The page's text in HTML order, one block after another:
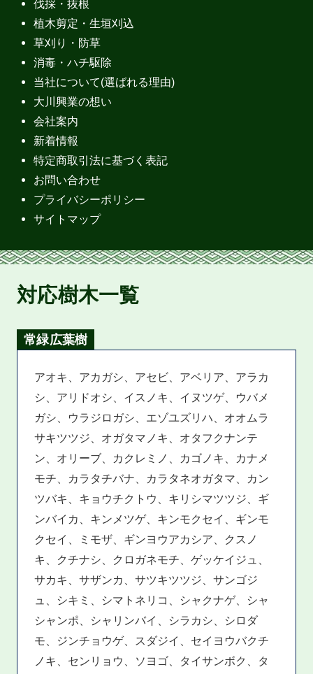
伐採・抜根
植木剪定・生垣刈込
草刈り・防草
消毒・ハチ駆除
当社について(選ばれる理由)
大川興業の想い
会社案内
新着情報
特定商取引法に基づく表記
お問い合わせ
プライバシーポリシー
サイトマップ
対応樹木一覧
常緑広葉樹
アオキ、アカガシ、アセビ、アベリア、アラカ
シ、アリドオシ、イスノキ、イヌツゲ、ウバメ
ガシ、ウラジロガシ、エゾユズリハ、オオムラ
サキツツジ、オガタマノキ、オタフクナンテ
ン、オリーブ、カクレミノ、カゴノキ、カナメ
モチ、カラタチバナ、カラタネオガタマ、カン
ツバキ、キョウチクトウ、キリシマツツジ、ギ
ンバイカ、キンメツゲ、キンモクセイ、ギンモ
クセイ、ミモザ、ギンヨウアカシア、クスノ
キ、クチナシ、クロガネモチ、ゲッケイジュ、
サカキ、サザンカ、サツキツツジ、サンゴジ
ュ、シキミ、シマトネリコ、シャクナゲ、シャ
シャンポ、シャリンバイ、シラカシ、シロダ
モ、ジンチョウゲ、スダジイ、セイヨウバクチ
ノキ、センリョウ、ソヨゴ、タイサンボク、タ